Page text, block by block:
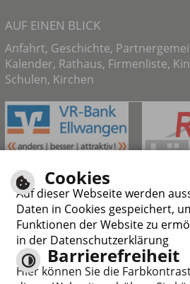
AUF EINEN BLICK
Anfahrt, Geschichte,
Kalender, Rathaus, Firmenliste,
Schulen, Kirchen
Responsive
Cookies
Auf dieser Webseite werden
Daten in Cookies gespeichert,
Funktionen der Website zu
in der Datenschutzerklärung
Barrierefreiheit
Hier können Sie die